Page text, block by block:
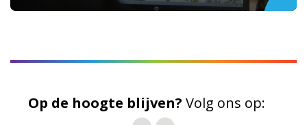
Op de hoogte blijven? Volg ons op: